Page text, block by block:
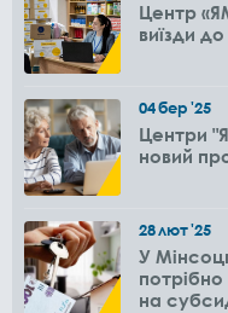
Центр
виїзди
04бер'25
Центри
новий
28лют'25
У
на